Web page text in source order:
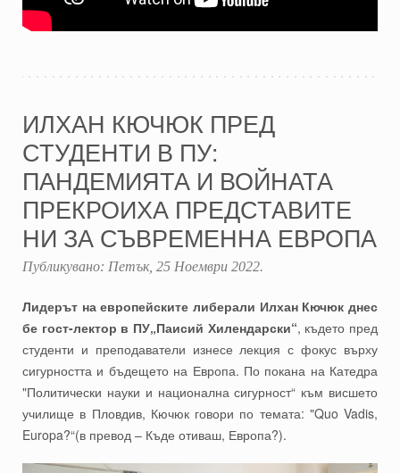
ИЛХАН КЮЧЮК ПРЕД
СТУДЕНТИ В ПУ:
ПАНДЕМИЯТА И ВОЙНАТА
ПРЕКРОИХА ПРЕДСТАВИТЕ
НИ ЗА СЪВРЕМЕННА ЕВРОПА
Публикувано: Петък, 25 Ноември 2022.
Лидерът на европейските либерали Илхан Кючюк днес
бе гост-лектор в ПУ„Паисий Хилендарски“, където пред
студенти и преподаватели изнесе лекция с фокус върху
сигурността и бъдещето на Европа. По покана на Катедра
"Политически науки и национална сигурност“ към висшето
училище в Пловдив, Кючюк говори по темата: "Quo Vadis,
Europa?“(в превод – Къде отиваш, Европа?).